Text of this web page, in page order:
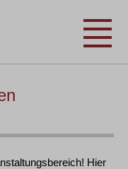
Hier